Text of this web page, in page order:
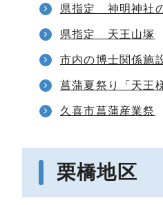
県指定 神明神社
県指定 天王山塚
市内の博士関係施
菖蒲夏祭り「天王
久喜市菖蒲産業祭
栗橋地区